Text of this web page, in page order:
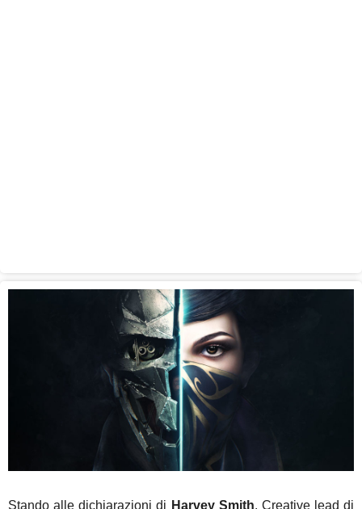
Stando alle dichiarazioni di Harvey Smith, Creative lead di